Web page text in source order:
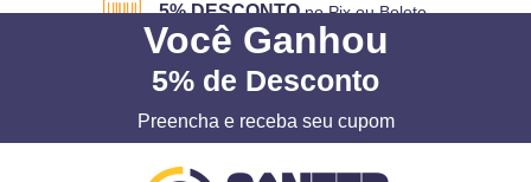
5% DESCONTO no Pix ou Boleto
Você Ganhou
5% de Desconto
Preencha e receba seu cupom